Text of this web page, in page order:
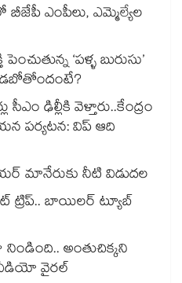
ఎంపీలు, ఎమ్మెల్యేల
పెంచుతున్న ‘పళ్ళ బురుసు’
సీఎం ఢిల్లీకి వెళ్తారు..కేంద్రం
పర్యటన: విప్ ఆది
మానేరుకు నీటి విడుదల
ట్రిప్.. బాయిలర్ ట్యూబ్
అంతుచిక్కని
వైరల్